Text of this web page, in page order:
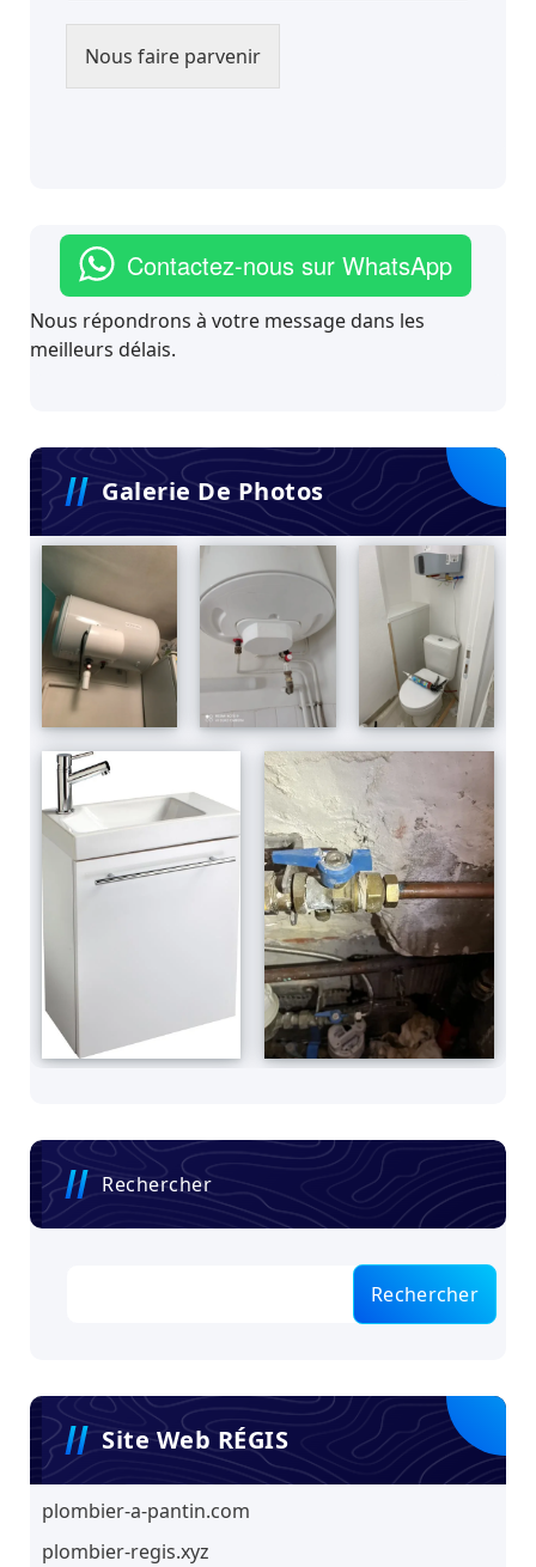
Nous faire parvenir
Contactez-nous sur WhatsApp
Nous répondrons à votre message dans les
meilleurs délais.
Galerie De Photos
Rechercher
Rechercher
Site Web RÉGIS
plombier-a-pantin.com
plombier-regis.xyz